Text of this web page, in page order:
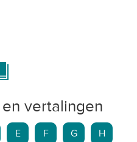
vertalingen
E F G H